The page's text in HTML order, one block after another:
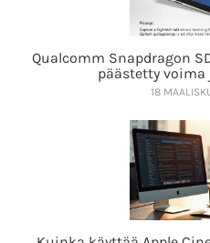
Qualcomm Snapdragon
päästetty
18